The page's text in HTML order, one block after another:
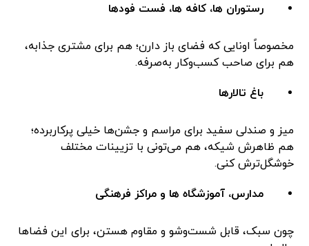
رستوران ها، کافه ها، فست فودها
مخصوصاً اونایی که فضای باز دارن؛ هم برای مشتری جذابه،
هم برای صاحب کسب‌وکار به‌صرفه.
باغ تالارها
میز و صندلی سفید برای مراسم و جشن‌ها خیلی پرکاربرده؛
هم ظاهرش شیکه، هم می‌تونی با تزیینات مختلف
خوشگل‌ترش کنی.
مدارس، آموزشگاه ها و مراکز فرهنگی
چون سبک، قابل شست‌وشو و مقاوم هستن، برای این فضاها